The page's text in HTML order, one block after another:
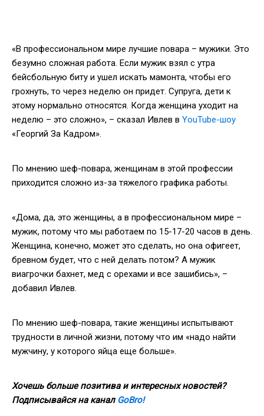
«В профессиональном мире лучшие повара – мужики. Это
безумно сложная работа. Если мужик взял с утра
бейсбольную биту и ушел искать мамонта, чтобы его
грохнуть, то через неделю он придет. Супруга, дети к
этому нормально относятся. Когда женщина уходит на
неделю – это сложно», – сказал Ивлев в YouTube-шоу
«Георгий За Кадром».
По мнению шеф-повара, женщинам в этой профессии
приходится сложно из-за тяжелого графика работы.
«Дома, да, это женщины, а в профессиональном мире –
мужик, потому что мы работаем по 15-17-20 часов в день.
Женщина, конечно, может это сделать, но она офигеет,
бревном будет, что с ней делать потом? А мужик
виагрочки бахнет, мед с орехами и все зашибись», –
добавил Ивлев.
По мнению шеф-повара, такие женщины испытывают
трудности в личной жизни, потому что им «надо найти
мужчину, у которого яйца еще больше».
Хочешь больше позитива и интересных новостей?
Подписывайся на канал GoBro!